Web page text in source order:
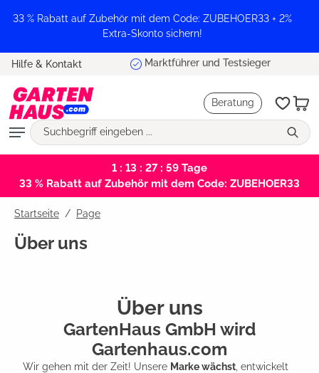
springen
33 % Rabatt auf Zubehör mit dem Code: ZUBEHOER33 + 2%
Extra-Skonto sichern!
Hilfe & Kontakt Marktführer und Testsieger
Beratung
1 : 13 : 27 : 59 Tage
33 % Rabatt auf Zubehör mit dem Code: ZUBEHOER33
Startseite Page
Über uns
Über uns
GartenHaus GmbH wird
Gartenhaus.com
Wir gehen mit der Zeit! Unsere Marke wächst , entwickelt